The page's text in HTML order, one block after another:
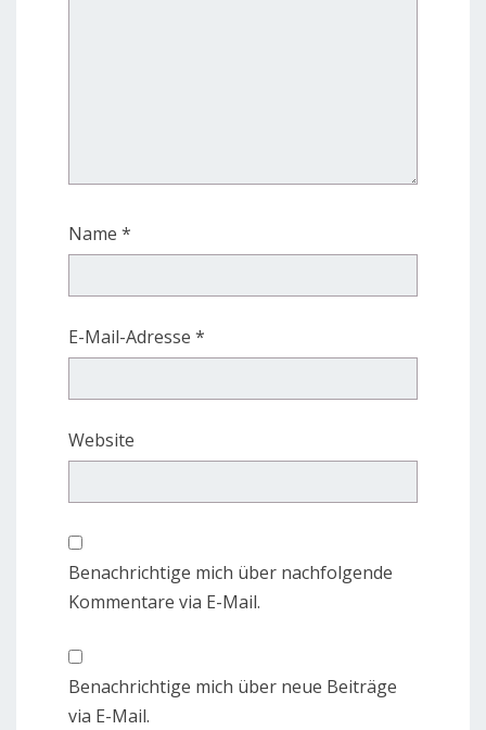
Name *
E-Mail-Adresse *
Website
Benachrichtige mich über nachfolgende
Kommentare via E-Mail.
Benachrichtige mich über neue Beiträge
via E-Mail.